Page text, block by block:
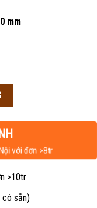
mm
với đơn >8tr
>10tr
có sẵn)